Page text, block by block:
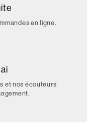
en ligne.
et nos écouteurs